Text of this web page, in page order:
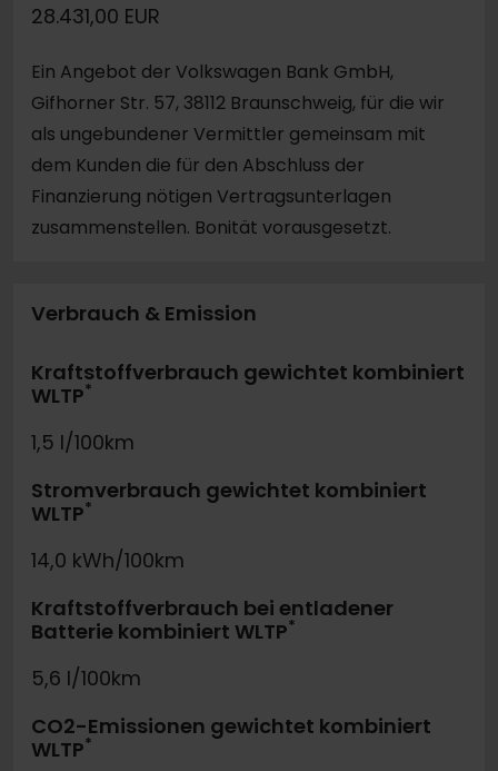
28.431,00 EUR
Ein Angebot der Volkswagen Bank GmbH,
Gifhorner Str. 57, 38112 Braunschweig, für die wir
als ungebundener Vermittler gemeinsam mit
dem Kunden die für den Abschluss der
Finanzierung nötigen Vertragsunterlagen
zusammenstellen. Bonität vorausgesetzt.
Verbrauch & Emission
Kraftstoffverbrauch gewichtet kombiniert
WLTP*
1,5 l/100km
Stromverbrauch gewichtet kombiniert
WLTP*
14,0 kWh/100km
Kraftstoffverbrauch bei entladener
Batterie kombiniert WLTP*
5,6 l/100km
CO2-Emissionen gewichtet kombiniert
WLTP*